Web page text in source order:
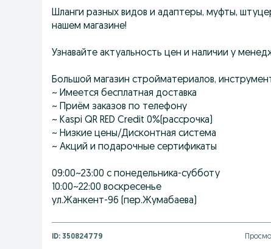
Шланги разных видов и адаптеры, муфты,
нашем магазине!
Узнавайте актуальность цен и наличии у
Большой магазин стройматериалов,
~ Имеется бесплатная доставка
~ Приём заказов по телефону
~ Kaspi QR RED Credit 0%(рассрочка)
~ Низкие цены/Дисконтная система
~ Акций и подарочные сертификаты
09:00~23:00 с понедельника-субботу
10:00~22:00 воскресенье
ул.Жанкент-96 (пер.Жумабаева)
ID: 350824779